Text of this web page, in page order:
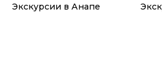
Экскурсии в Анапе